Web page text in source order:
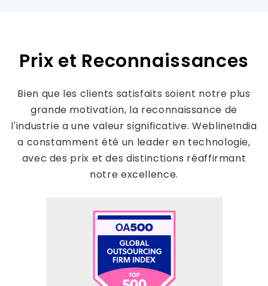
Prix et Reconnaissances
Bien que les clients satisfaits soient notre plus
grande motivation, la reconnaissance de
l'industrie a une valeur significative. WeblineIndia
a constamment été un leader en technologie,
avec des prix et des distinctions réaffirmant
notre excellence.